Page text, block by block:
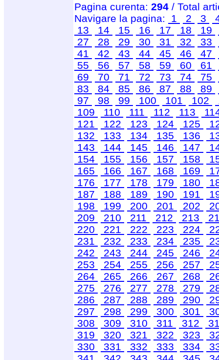
Pagina curenta: 294 / Total
Navigare la pagina:
1 2 3
13
14 15 16 17 18 19
27
28 29 30 31 32 33
41
42 43 44 45 46 47
55
56 57 58 59 60 61
69
70 71 72 73 74 75
83
84 85 86 87 88 89
97
98 99 100 101 102
109
110 111 112 113
121
122 123 124 125
132
133 134 135 136
143
144 145 146 147
154
155 156 157 158
165
166 167 168 169
176
177 178 179 180
187
188 189 190 191
198
199 200 201 202
209
210 211 212 213
220
221 222 223 224
231
232 233 234 235
242
243 244 245 246
253
254 255 256 257
264
265 266 267 268
275
276 277 278 279
286
287 288 289 290
297
298 299 300 301
308
309 310 311 312
319
320 321 322 323
330
331 332 333 334